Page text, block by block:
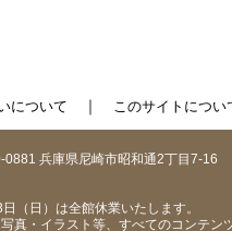
について ｜ このサイトについ
兵庫県尼崎市昭和通2丁目7-16
日）は全館休業いたします。
真・イラスト等、すべてのコンテン